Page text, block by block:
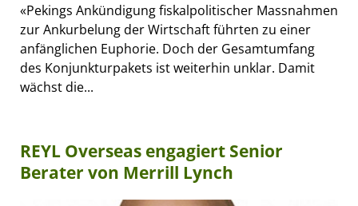
«Pekings Ankündigung fiskalpolitischer Massnahmen
zur Ankurbelung der Wirtschaft führten zu einer
anfänglichen Euphorie. Doch der Gesamtumfang
des Konjunkturpakets ist weiterhin unklar. Damit
wächst die...
REYL Overseas engagiert Senior
Berater von Merrill Lynch